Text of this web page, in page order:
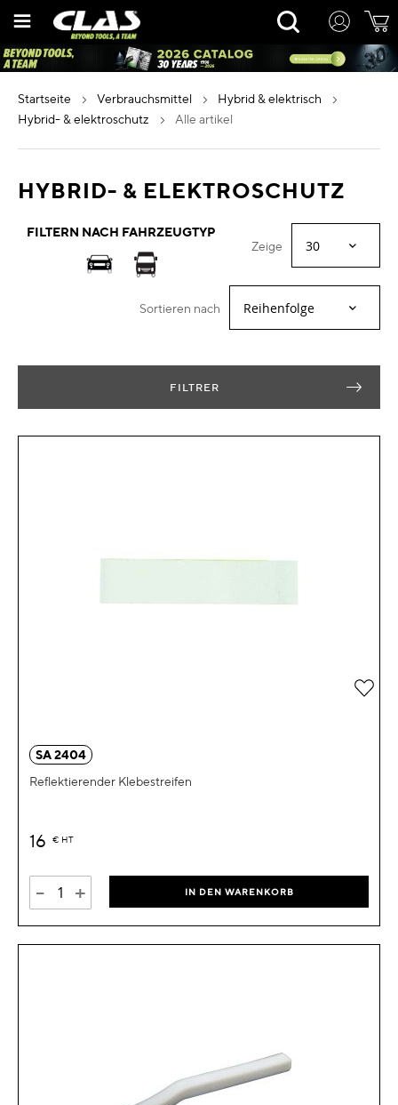
Inhalt
Rechercher
startseite verbrauchsmittel
hybrid & elektrisch
hybrid- & elektroschutz
alle artikel
HYBRID- & ELEKTROSCHUTZ
FILTERN NACH FAHRZEUGTYP
Zeige
Sortieren nach
FILTRER
SA 2404
Reflektierender Klebestreifen
16 € HT
- + IN DEN WARENKORB
Zur